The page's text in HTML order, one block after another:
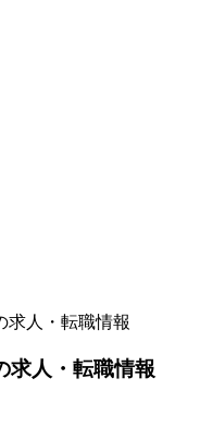
求人・転職情報
求人・転職情報